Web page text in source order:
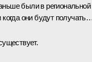
были в региональной
когда они будут